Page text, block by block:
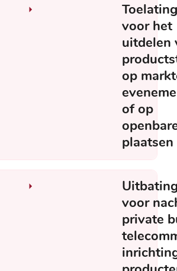
Toelating
voor het
uitdelen
op
of op
plaatsen
voor
private